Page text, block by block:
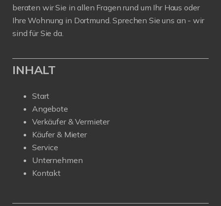
beraten wir Sie in allen Fragen rund um Ihr Haus oder
Ihre Wohnung in Dortmund. Sprechen Sie uns an - wir
sind für Sie da.
INHALT
Start
Angebote
Verkäufer & Vermieter
Käufer & Mieter
Service
Unternehmen
Kontakt